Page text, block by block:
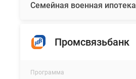
Семейная военная ипотека
Промсвязьбанк
Программа